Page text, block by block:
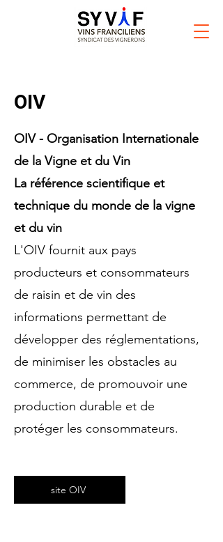
OIV
OIV - Organisation Internationale
de la Vigne et du Vin
La référence scientifique et
technique du monde de la vigne
et du vin
L'OIV fournit aux pays
producteurs et consommateurs
de raisin et de vin des
informations permettant de
développer des réglementations,
de minimiser les obstacles au
commerce, de promouvoir une
production durable et de
protéger les consommateurs.
site OIV